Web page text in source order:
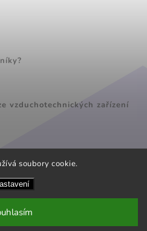
soubory cookie.
vzduchotechnických zařízení
s.r.o.. Všechna práva vyhrazena.